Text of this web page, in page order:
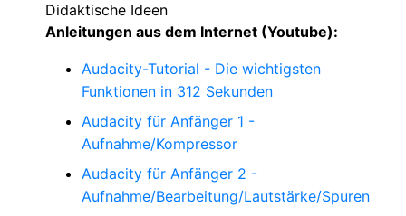
Didaktische Ideen
Anleitungen aus dem Internet (Youtube):
Audacity-Tutorial - Die wichtigsten
Funktionen in 312 Sekunden
Audacity für Anfänger 1 -
Aufnahme/Kompressor
Audacity für Anfänger 2 -
Aufnahme/Bearbeitung/Lautstärke/Spuren